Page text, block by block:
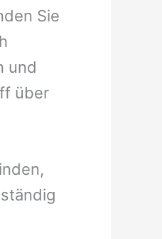
Sie
und
über